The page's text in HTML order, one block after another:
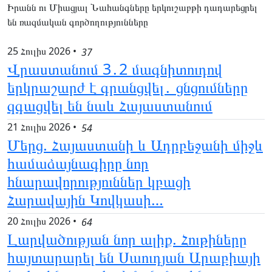
Իրանն ու Միացյալ Նահանգները երկուշաբթի դադարեցրել
են ռազմական գործողությունները
25 Հուլիս 2026 • 37
Վրաստանում 3․2 մագնիտուդով
երկրաշարժ է գրանցվել․ ցնցումները
զգացվել են նաև Հայաստանում
21 Հուլիս 2026 • 54
Մերց. Հայաստանի և Ադրբեջանի միջև
համաձայնագիրը նոր
հնարավորություններ կբացի
Հարավային Կովկասի…
20 Հուլիս 2026 • 64
Լարվածության նոր ալիք. Հութիները
հայտարարել են Սաուդյան Արաբիայի